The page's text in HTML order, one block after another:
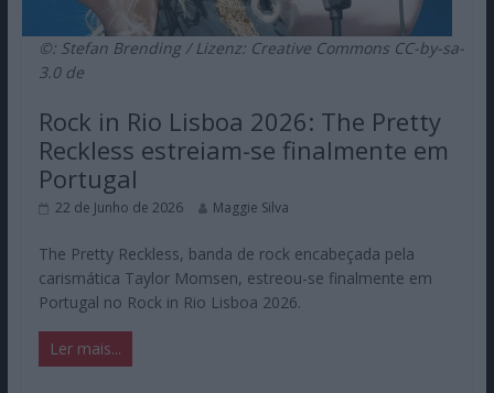
©: Stefan Brending / Lizenz: Creative Commons CC-by-sa-
3.0 de
Rock in Rio Lisboa 2026: The Pretty
Reckless estreiam-se finalmente em
Portugal
22 de Junho de 2026 Maggie Silva
The Pretty Reckless, banda de rock encabeçada pela
carismática Taylor Momsen, estreou-se finalmente em
Portugal no Rock in Rio Lisboa 2026.
Ler mais...